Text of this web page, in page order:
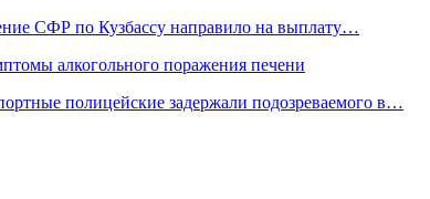
СФР по Кузбассу направило на выплату…
алкогольного поражения печени
полицейские задержали подозреваемого в…